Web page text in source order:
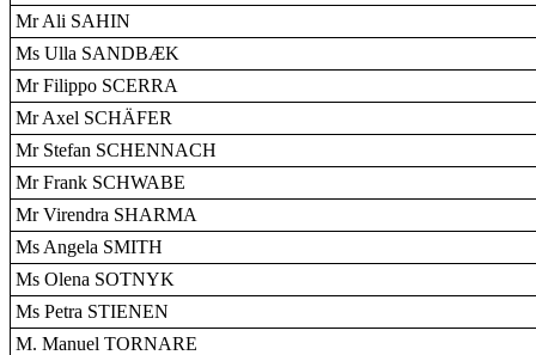
Mr Ali SAHIN
Ms Ulla SANDBÆK
Mr Filippo SCERRA
Mr Axel SCHÄFER
Mr Stefan SCHENNACH
Mr Frank SCHWABE
Mr Virendra SHARMA
Ms Angela SMITH
Ms Olena SOTNYK
Ms Petra STIENEN
M. Manuel TORNARE